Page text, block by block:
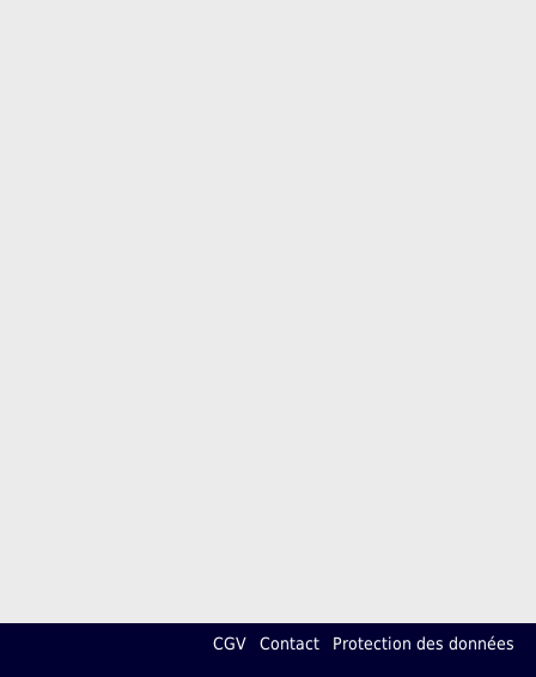
CGV Contact Protection des données